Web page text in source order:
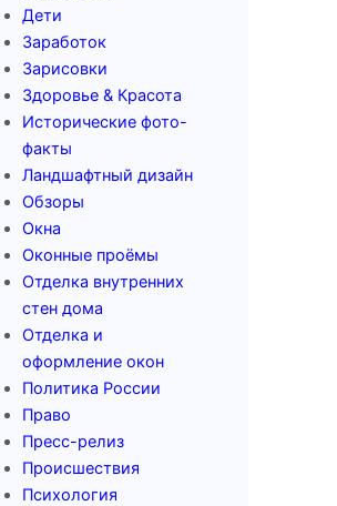
Дети
Заработок
Зарисовки
Здоровье & Красота
Исторические фото-
факты
Ландшафтный дизайн
Обзоры
Окна
Оконные проёмы
Отделка внутренних
стен дома
Отделка и
оформление окон
Политика России
Право
Пресс-релиз
Происшествия
Психология